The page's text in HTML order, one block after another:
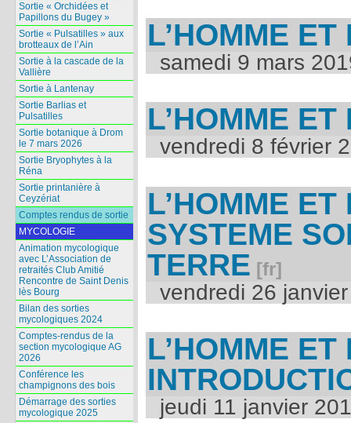
L’HOMME
samedi 9 mars
L’HOMME
vendredi 8 février
L’HOMME
SYSTEME
TERRE
vendredi 26
L’HOMME
jeudi 11 janvier
Sortie « Orchidées et
Papillons du Bugey »
Sortie « Pulsatilles » aux
brotteaux de l’Ain
Sortie à la cascade de la
Vallière
Sortie à Lantenay
Sortie Barlias et
Pulsatilles
Sortie botanique à Drom
le 7 mars 2026
Sortie Bryophytes à la
Réna
Sortie printanière à
Ceyzériat
Comptes rendus de sortie
MYCOLOGIE
Animation mycologique
avec L’Association de
retraités Club Amitié
Rencontre de Saint Denis
lès Bourg
Bilan des sorties
mycologiques 2024
Comptes-rendus de la
section mycologique AG
2026
Conférence les
champignons des bois
Démarrage des sorties
mycologique 2025